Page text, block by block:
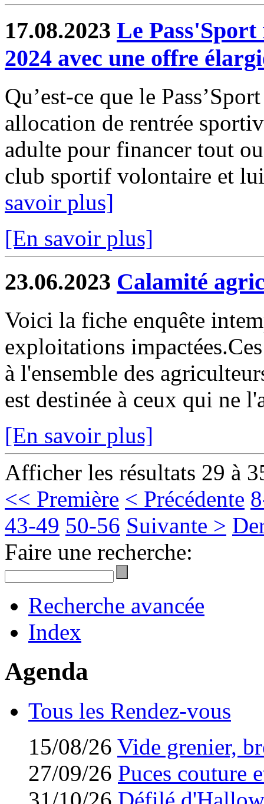
17.08.2023 Le Pass'Sport
2024 avec une offre
Qu’est-ce que le
allocation de rentrée
adulte pour financer tout
club sportif volontaire et
savoir plus]
[En savoir plus]
23.06.2023 Calamité
Voici la fiche enquête
exploitations
à l'ensemble des
est destinée à ceux qui ne
[En savoir plus]
Afficher les résultats 29 à
<< Première < Précédente
43-49 50-56 Suivante >
Faire une recherche:
Recherche avancée
Index
Agenda
Tous les Rendez-vous
15/08/26 Vide grenier,
27/09/26 Puces couture